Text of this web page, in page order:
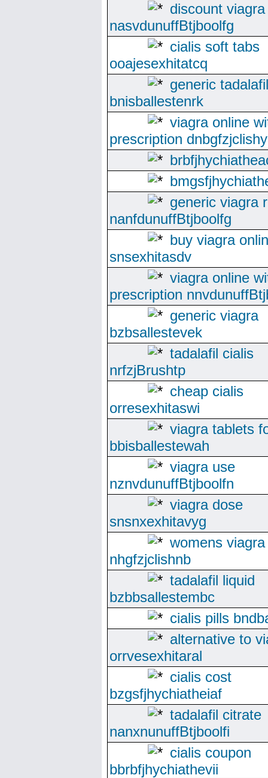
discount viagra
nasvdunuffBtjboolfg
cialis soft tabs
ooajesexhitatcq
generic tadalafil
bnisballestenrk
viagra online
prescription
generic viagra
nanfdunuffBtjboolfg
buy viagra
snsexhitasdv
viagra online
prescription
generic viagra
bzbsallestevek
tadalafil cialis
nrfzjBrushtp
cheap cialis
orresexhitaswi
viagra tablets
bbisballestewah
viagra use
nznvdunuffBtjboolfn
viagra dose
snsnxexhitavyg
womens viagra
nhgfzjclishnb
tadalafil liquid
bzbbsallestembc
cialis pills
alternative to
orrvesexhitaral
cialis cost
bzgsfjhychiatheiaf
tadalafil citrate
nanxnunuffBtjboolfi
cialis coupon
bbrbfjhychiathevii